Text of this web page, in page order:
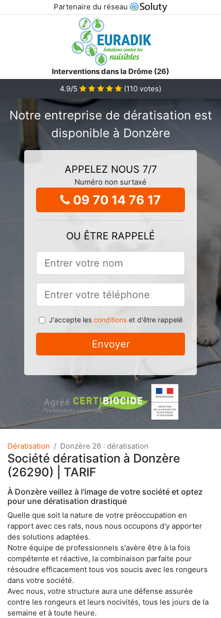
Partenaire du réseau
Interventions dans la Drôme (26)
4.9/5
(110 votes)
Notre entreprise de dératisation est
disponible à Donzère
APPELEZ NOUS 7/7
Numéro non surtaxé
09 70 14 76 17
OU ÊTRE RAPPELÉ
J'accepte les conditionset d'être rappelé
Envoyer
Dératisation Donzère 26 : dératisation
Société dératisation à Donzère
(26290) | TARIF
À Donzère veillez à l'image de votre société et optez
pour une dératisation drastique
Quelle que soit la nature de votre préoccupation en
rapport avec ces rats, nous nous occupons d'y apporter
des solutions adaptées.
Notre équipe de professionnels s'avère être à la fois
compétente et réactive, la combinaison parfaite pour
résoudre efficacement tous vos soucis avec les rongeurs
dans votre société.
Avec nous, votre structure aura une défense assurée
contre les rongeurs et leurs nocivités, tous les jours de la
semaine et à toute heure.